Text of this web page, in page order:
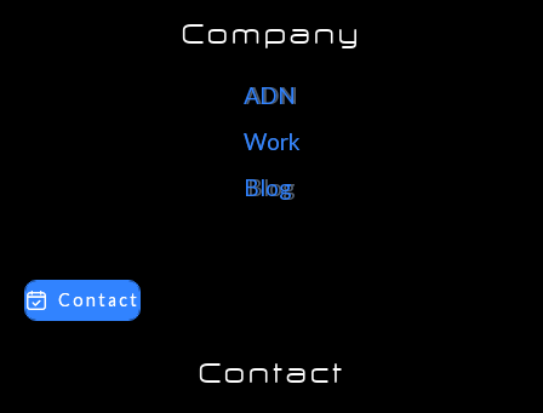
Company
ADN
ADN
Work
Work
Blog
Blog
Contact
Contact
Contact